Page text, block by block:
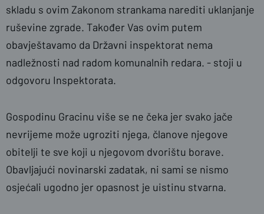
skladu s ovim Zakonom strankama narediti uklanjanje
ruševine zgrade. Također Vas ovim putem
obavještavamo da Državni inspektorat nema
nadležnosti nad radom komunalnih redara. - stoji u
odgovoru Inspektorata.
Gospodinu Gracinu više se ne čeka jer svako jače
nevrijeme može ugroziti njega, članove njegove
obitelji te sve koji u njegovom dvorištu borave.
Obavljajući novinarski zadatak, ni sami se nismo
osjećali ugodno jer opasnost je uistinu stvarna.